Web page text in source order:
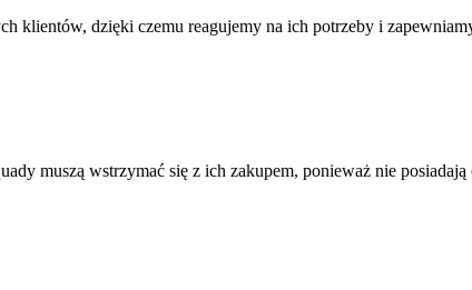
klientów, dzięki czemu reagujemy na ich potrzeby i
muszą wstrzymać się z ich zakupem, ponieważ nie